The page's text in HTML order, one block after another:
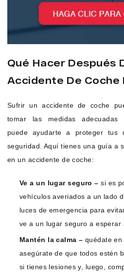
Qué Hacer Después
Accidente De Coche
Sufrir un accidente de coche
tomar las medidas adecuadas
puede ayudarte a proteger tus
seguridad. Aquí tienes una guía a
en un accidente de coche:
Ve a un lugar seguro – si es
vehículos averiados a un lado
luces de emergencia para
ve a un lugar seguro a esperar
Mantén la calma – quédate
asegúrate de que todos estén
si tienes lesiones y, luego,